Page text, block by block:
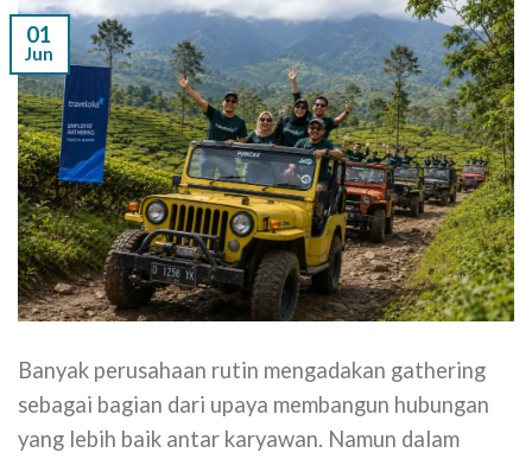
01
Jun
Banyak perusahaan rutin mengadakan gathering
sebagai bagian dari upaya membangun hubungan
yang lebih baik antar karyawan. Namun dalam